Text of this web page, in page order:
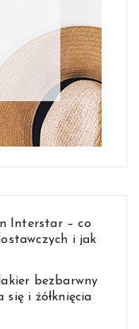
Interstar – co
i jak
bezbarwny
się i żółknięcia